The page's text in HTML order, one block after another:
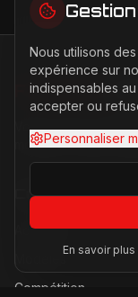
FERRARI
Votre source
modèles, histoire
Catégories
Actualités
Modèles
Compétition
Nous utilisons
expérience sur
indispensables
accepter ou
Personnaliser
En savoir